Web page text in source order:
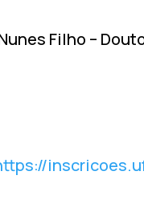
Filho –